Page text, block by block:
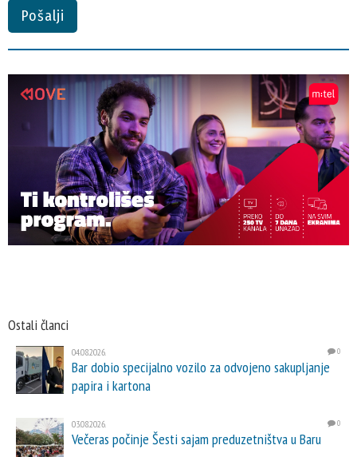
Pošalji
Ostali članci
04.08.2026. 0
Bar dobio specijalno vozilo za odvojeno sakupljanje
papira i kartona
03.08.2026. 0
Večeras počinje Šesti sajam preduzetništva u Baru